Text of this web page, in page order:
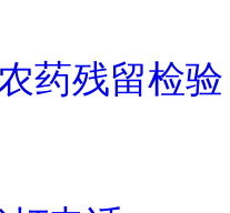
药残留检验